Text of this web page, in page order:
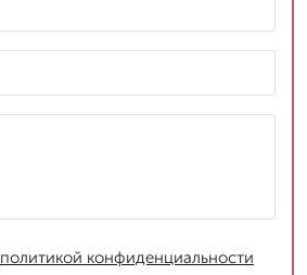
политикой конфиденциальности